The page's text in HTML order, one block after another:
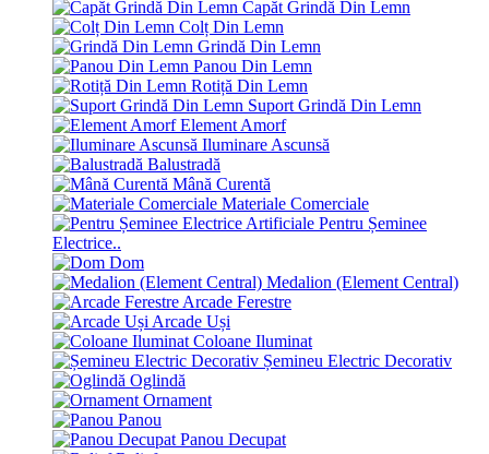
Capăt Grindă Din Lemn
Colț Din Lemn
Grindă Din Lemn
Panou Din Lemn
Rotiță Din Lemn
Suport Grindă Din Lemn
Element Amorf
Iluminare Ascunsă
Balustradă
Mână Curentă
Materiale Comerciale
Pentru Șeminee
Electrice..
Dom
Medalion (Element Central)
Arcade Ferestre
Arcade Uși
Coloane Iluminat
Șemineu Electric Decorativ
Oglindă
Ornament
Panou
Panou Decupat